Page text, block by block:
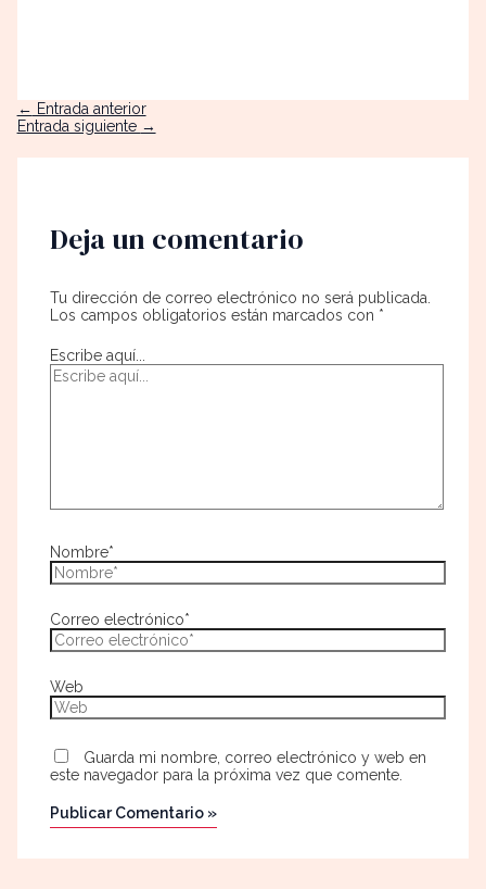
← Entrada anterior
Entrada siguiente →
Deja un comentario
Tu dirección de correo electrónico no será publicada.
Los campos obligatorios están marcados con *
Escribe aquí...
Nombre*
Correo electrónico*
Web
Guarda mi nombre, correo electrónico y web en
este navegador para la próxima vez que comente.